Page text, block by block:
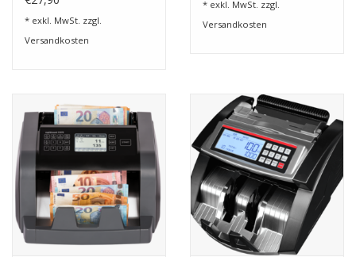
* exkl. MwSt. zzgl.
Versandkosten
* exkl. MwSt. zzgl.
Versandkosten